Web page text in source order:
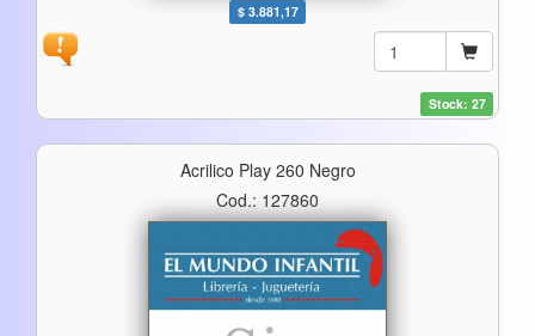
$ 3.881,17
Stock: 27
Acrilico Play 260 Negro
Cod.: 127860